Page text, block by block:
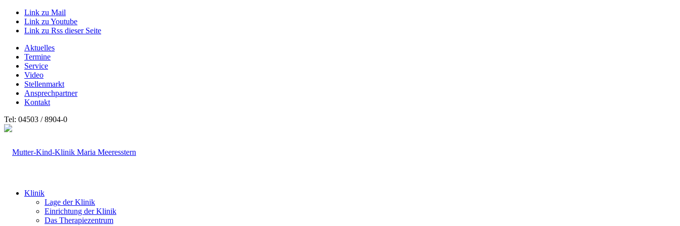
Link zu Mail
Link zu Youtube
Link zu Rss dieser Seite
Aktuelles
Termine
Service
Video
Stellenmarkt
Ansprechpartner
Kontakt
Tel: 04503 / 8904-0
Klinik
Lage der Klinik
Einrichtung der Klinik
Das Therapiezentrum